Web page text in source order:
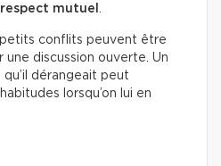
respect mutuel .
petits conflits peuvent être
une discussion ouverte. Un
dérangeait peut
lorsqu’on lui en